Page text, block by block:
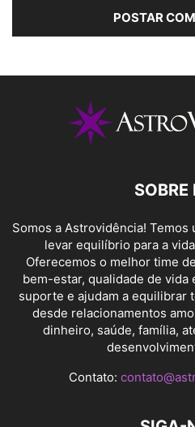
SOBRE
Somos a Astrovidência! Temos
levar equilíbrio para a
Oferecemos o melhor time
bem-estar, qualidade de vida
suporte e ajudam a equilibrar
desde relacionamentos
dinheiro, saúde, família,
Contato: